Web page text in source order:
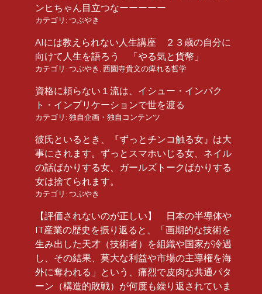
ンヒちゃん目立つなーーーーー
カテゴリ: つぶやき
AIには教えられない人生講座 ２３歳の自分に
向けて人生を語ろう 「やる気と貨幣」
カテゴリ: つぶやき , 西園寺貴文の痺れる哲学
資格に頼らない１流は、イシュー・インパク
ト・インプリケーションで世を渡る
カテゴリ: 独自企画・独自コンテンツ
彼氏といるとき、『ずっとチンコ触る女』は大
事にされます。ずっとスマホいじる女、ネイル
の話ばかりする女、ガールズトークばかりする
女は捨てられます。
カテゴリ: つぶやき
【評価されないのが正しい】 日本の半導体や
IT産業の歴史を振り返ると、「画期的な技術を
生み出した天才（技術者）を組織や国家が冷遇
し、その結果、莫大な利益や市場の主導権を海
外に奪われる」という、痛烈で皮肉な共通パタ
ーン（構造的敗戦）が何度も繰り返されていま